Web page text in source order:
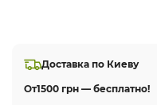
Доставка по Киеву
От1500 грн — бесплатно!